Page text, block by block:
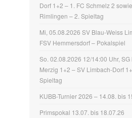
Dorf 1+2 – 1. FC Schmelz 2
Rimlingen – 2. Spieltag
Mi, 05.08.2026 SV Blau-Weiss
FSV Hemmersdorf – Pokalspiel
So. 02.08.2026 12/14:00 Uhr, SG
Merzig 1+2 – SV Limbach-Dorf
Spieltag
KUBB-Turnier 2026 – 14.08. bis
Primspokal 13.07. bis 18.07.26